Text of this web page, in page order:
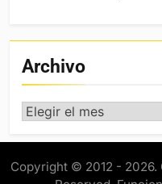
Archivo
Archivo
Copyright © 2012 - 2026.